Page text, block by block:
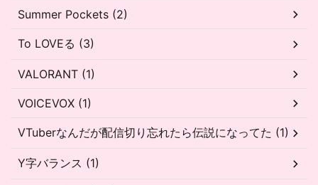
Summer Pockets (2)
To LOVEる (3)
VALORANT (1)
VOICEVOX (1)
VTuberなんだが配信切り忘れたら伝説になってた (1)
Y字バランス (1)